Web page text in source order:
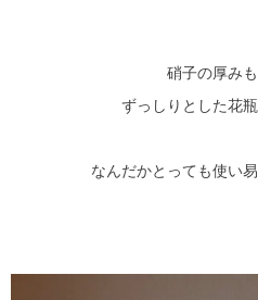
硝子の厚み
ずっしりとした花
なんだかとっても使い